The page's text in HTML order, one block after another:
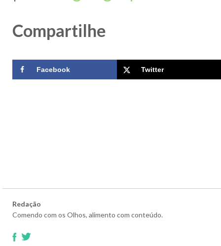
Compartilhe
Facebook Twitter
Redação
Comendo com os Olhos, alimento com conteúdo.